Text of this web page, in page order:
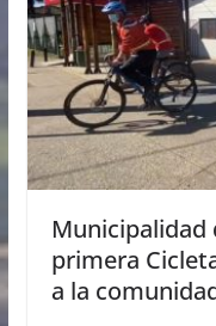
Municipalidad
primera
a la